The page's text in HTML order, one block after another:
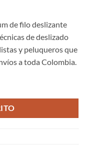
de filo deslizante
de deslizado
y peluqueros que
a toda Colombia.